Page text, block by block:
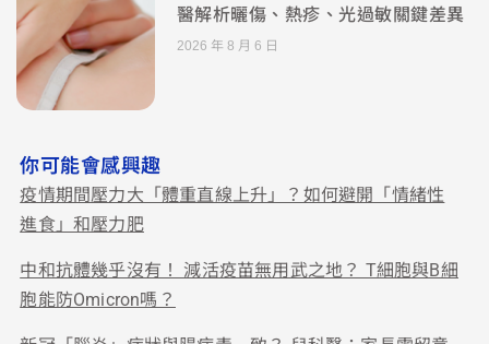
醫解析曬傷、熱疹、光過敏關鍵差異
2026 年 8 月 6 日
你可能會感興趣
疫情期間壓力大「體重直線上升」？如何避開「情緒性
進食」和壓力肥
中和抗體幾乎沒有！ 減活疫苗無用武之地？ T細胞與B細
胞能防Omicron嗎？